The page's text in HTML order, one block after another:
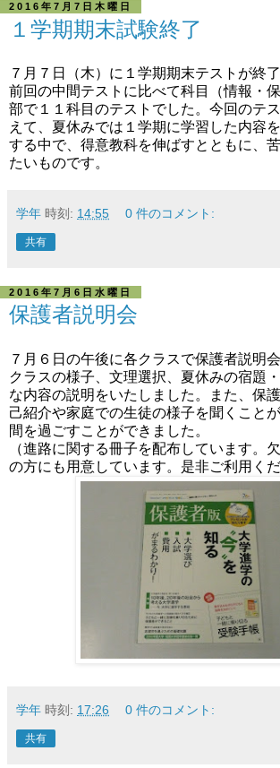
2016年7月7日木曜日
１学期期末試験終了
７月７日（木）に１学期期末テストが終了
前回の中間テストに比べて科目（情報・
部で１１科目のテストでした。今回のテ
えて、夏休みでは１学期に学習した内容
する中で、得意教科を伸ばすとともに、
たいものです。
学年 時刻: 14:55 0 件のコメント:
共有
2016年7月6日水曜日
保護者説明会
７月６日の午後に各クラスで保護者説明
クラスの様子、文理選択、夏休みの宿題
な内容の説明をいたしました。また、保
己紹介や家庭での生徒の様子を聞くこと
間を過ごすことができました。
（進路に関する冊子を配布しています。
の方にも用意しています。是非ご利用くだ
学年 時刻: 17:26 0 件のコメント:
共有